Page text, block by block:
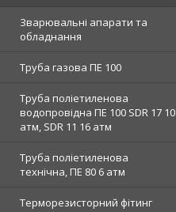
Зварювальні апарати та
обладнання
Труба газова ПЕ 100
Труба поліетиленова
водопровідна ПЕ 100 SDR 17 10
атм, SDR 11 16 атм
Труба поліетиленова
технічна, ПЕ 80 6 атм
Терморезисторний фітинг